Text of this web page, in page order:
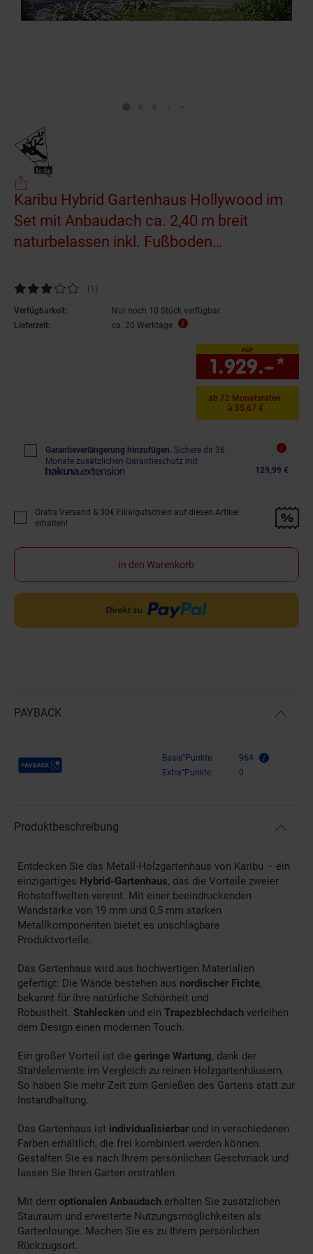
Karibu Hybrid Gartenhaus Hollywood im
Set mit Anbaudach ca. 2,40 m breit
naturbelassen inkl. Fußboden
Kundenbewertung: 3 von 5 Sternen
(1 Kundenbewertungen
)
Verfügbarkeit:
Nur noch 10 Stück verfügbar
Lieferzeit:
ca. 20 Werktage
nur
1.929.–*
ab 72 Monatsraten
à 35.67 €
Garantieverlängerung hinzufügen. Sichere dir 36
Monate zusätzlichen Garantieschutz mit
129,99 €
Promotion "Gratis Versand &amp; 30€ Filialgutschein auf diesen Artikel
Gratis Versand & 30€ Filialgutschein auf diesen Artikel
erhalten!
In den Warenkorb
PAYBACK
Payback Punkte Basis°Punkte:
964
Extra°Punkte:
0
Produktbeschreibung
Entdecken Sie das Metall-Holzgartenhaus von Karibu – ein
einzigartiges Hybrid-Gartenhaus, das die Vorteile zweier
Rohstoffwelten vereint. Mit einer beeindruckenden
Wandstärke von 19 mm und 0,5 mm starken
Metallkomponenten bietet es unschlagbare
Produktvorteile.
Das Gartenhaus wird aus hochwertigen Materialien
gefertigt: Die Wände bestehen aus nordischer Fichte,
bekannt für ihre natürliche Schönheit und
Robustheit. Stahlecken und ein Trapezblechdach verleihen
dem Design einen modernen Touch.
Ein großer Vorteil ist die geringe Wartung, dank der
Stahlelemente im Vergleich zu reinen Holzgartenhäusern.
So haben Sie mehr Zeit zum Genießen des Gartens statt zur
Instandhaltung.
Das Gartenhaus ist individualisierbar und in verschiedenen
Farben erhältlich, die frei kombiniert werden können.
Gestalten Sie es nach Ihrem persönlichen Geschmack und
lassen Sie Ihren Garten erstrahlen.
Mit dem optionalen Anbaudach erhalten Sie zusätzlichen
Stauraum und erweiterte Nutzungsmöglichkeiten als
Gartenlounge. Machen Sie es zu Ihrem persönlichen
Rückzugsort.